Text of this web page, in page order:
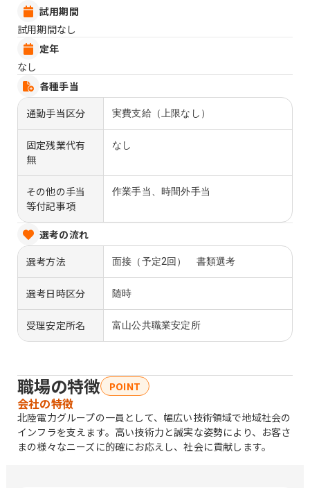
試用期間
試用期間なし
定年
なし
各種手当
通勤手当区分
実費支給（上限なし）
固定残業代有
無
なし
その他の手当
等付記事項
作業手当、時間外手当
選考の流れ
選考方法
面接（予定2回） 書類選考
選考日時区分 随時
受理安定所名 富山公共職業安定所
職場の特徴 POINT
会社の特徴
北陸電力グループの一員として、幅広い技術領域で地域社会の
インフラを支えます。高い技術力と誠実な姿勢により、お客さ
まの様々なニーズに的確にお応えし、社会に貢献します。